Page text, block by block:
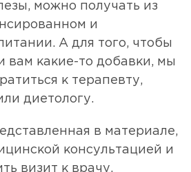
можно получать из
и
А для того, чтобы
вам какие-то добавки, мы
к терапевту,
диетологу.
в материале,
консультацией и
визит к врачу.